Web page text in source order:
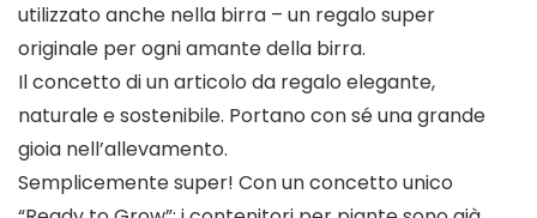
utilizzato anche nella birra – un regalo super
originale per ogni amante della birra.
Il concetto di un articolo da regalo elegante,
naturale e sostenibile. Portano con sé una grande
gioia nell’allevamento.
Semplicemente super! Con un concetto unico